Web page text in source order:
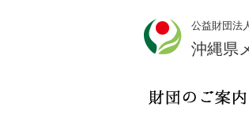
公益財団法
沖縄県